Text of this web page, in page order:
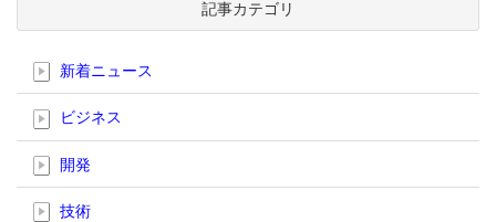
記事カテゴリ
新着ニュース
ビジネス
開発
技術